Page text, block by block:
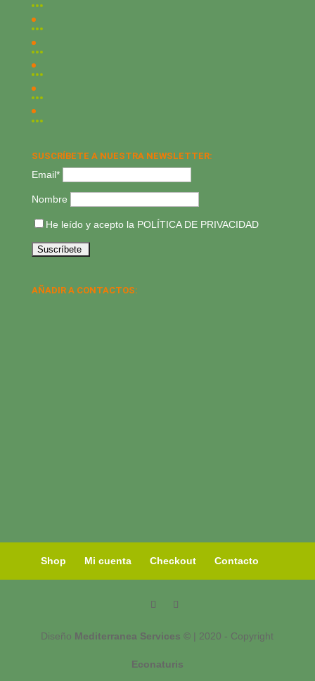
SUSCRÍBETE A NUESTRA NEWSLETTER:
Email*
Nombre
He leído y acepto la POLÍTICA DE PRIVACIDAD
AÑADIR A CONTACTOS:
Shop Mi cuenta Checkout Contacto
Diseño Mediterranea Services © | 2020 - Copyright
Econaturis